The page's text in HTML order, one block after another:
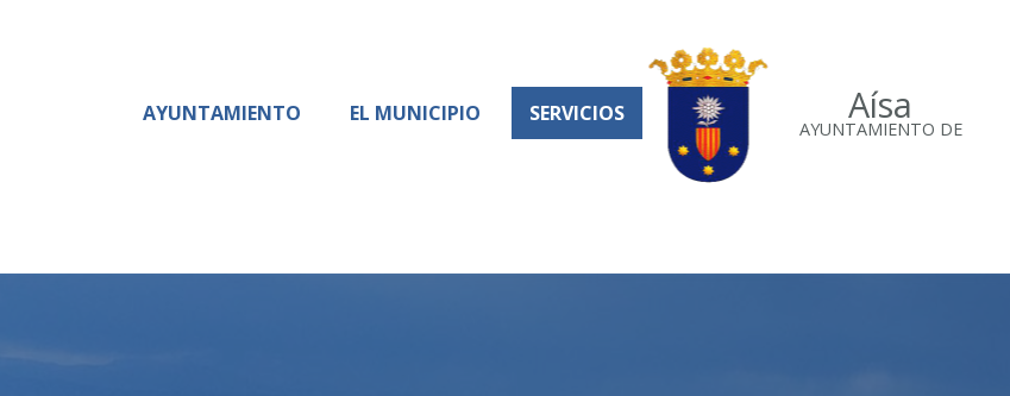
Aísa
AYUNTAMIENTO DE
AYUNTAMIENTO EL MUNICIPIO SERVICIOS